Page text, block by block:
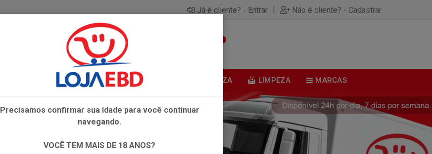
Já é cliente? - Entrar | Não é cliente? - Cadastrar
BEBIDAS CONGELADOS HIGIENE E BELEZA LIMPEZA MARCAS
Precisamos confirmar sua idade para você continuar
navegando.
VOCÊ TEM MAIS DE 18 ANOS?